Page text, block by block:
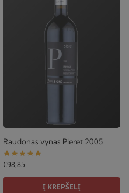
Raudonas vynas Pleret 2005
€98,85
Į KREPŠELĮ